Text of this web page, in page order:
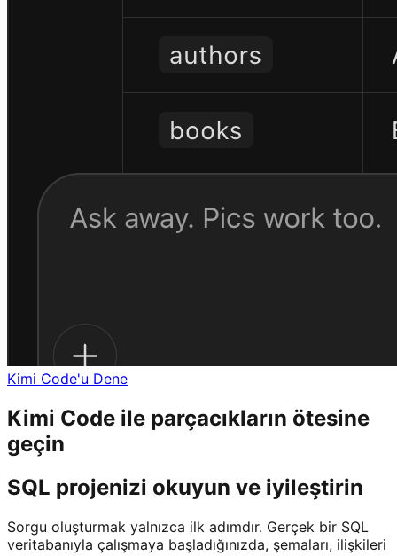
Kimi Code'u Dene
Kimi Code ile parçacıkların ötesine
geçin
SQL projenizi okuyun ve iyileştirin
Sorgu oluşturmak yalnızca ilk adımdır. Gerçek bir SQL
veritabanıyla çalışmaya başladığınızda, şemaları, ilişkileri